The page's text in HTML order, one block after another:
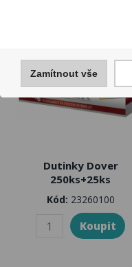
Dutinky Dover
250ks+25ks
Kód: 23260100
Zamítnout vše